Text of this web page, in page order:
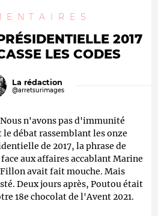
2017
LES CODES
La rédaction
@arretsurimages
n'avons pas d'immunité
débat rassemblant les onze
de 2017, la phrase de
aux affaires accablant Marine
Fillon avait fait mouche. Mais
Deux jours après, Poutou était
18e chocolat de l'Avent 2021.